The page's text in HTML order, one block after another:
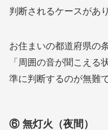
判断されるケースがあ
お住まいの都道府県の
「周囲の音が聞こえる
準に判断するのが無難で
⑥ 無灯火（夜間）